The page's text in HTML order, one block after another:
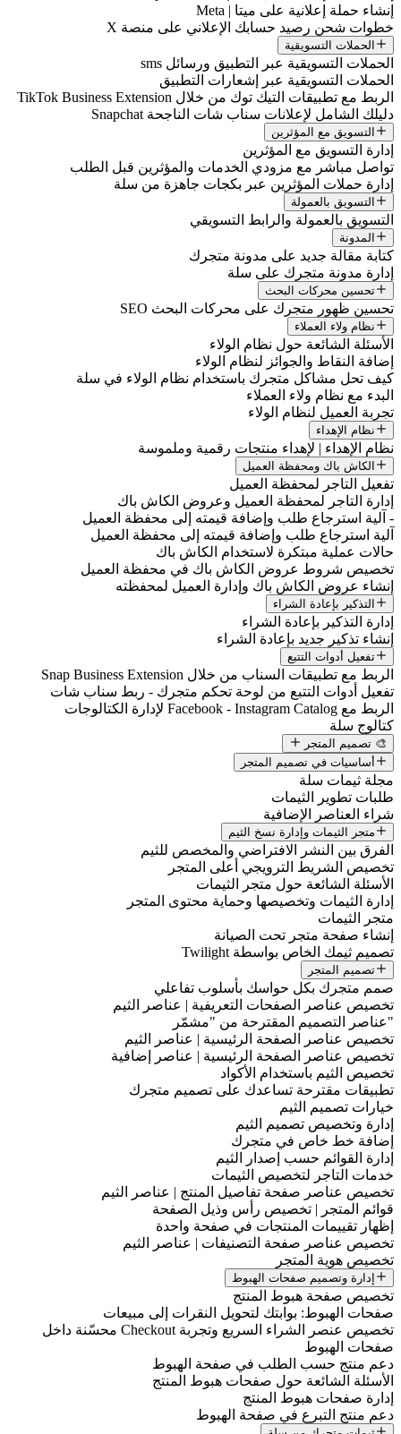
إنشاء حملة إعلانية على ميتا | Meta
خطوات شحن رصيد حسابك الإعلاني على منصة X
الحملات التسويقية
الحملات التسويقية عبر التطبيق ورسائل sms
الحملات التسويقية عبر إشعارات التطبيق
الربط مع تطبيقات التيك توك من خلال TikTok Business Extension
دليلك الشامل لإعلانات سناب شات الناجحة Snapchat
التسويق مع المؤثرين
إدارة التسويق مع المؤثرين
تواصل مباشر مع مزودي الخدمات والمؤثرين قبل الطلب
إدارة حملات المؤثرين عبر بكجات جاهزة من سلة
التسويق بالعمولة
التسويق بالعمولة والرابط التسويقي
المدونة
كتابة مقالة جديد على مدونة متجرك
إدارة مدونة متجرك على سلة
تحسين محركات البحث
تحسين ظهور متجرك على محركات البحث SEO
نظام ولاء العملاء
الأسئلة الشائعة حول نظام الولاء
إضافة النقاط والجوائز لنظام الولاء
كيف تحل مشاكل متجرك باستخدام نظام الولاء في سلة
البدء مع نظام ولاء العملاء
تجربة العميل لنظام الولاء
نظام الإهداء
نظام الإهداء | لإهداء منتجات رقمية وملموسة
الكاش باك ومحفظة العميل
تفعيل التاجر لمحفظة العميل
إدارة التاجر لمحفظة العميل وعروض الكاش باك
- آلية استرجاع طلب وإضافة قيمته إلى محفظة العميل
آلية استرجاع طلب وإضافة قيمته إلى محفظة العميل
حالات عملية مبتكرة لاستخدام الكاش باك
تخصيص شروط عروض الكاش باك في محفظة العميل
إنشاء عروض الكاش باك وإدارة العميل لمحفظته
التذكير بإعادة الشراء
إدارة التذكير بإعادة الشراء
إنشاء تذكير جديد بإعادة الشراء
تفعيل أدوات التتبع
الربط مع تطبيقات السناب من خلال Snap Business Extension
تفعيل أدوات التتبع من لوحة تحكم متجرك - ربط سناب شات
الربط مع Facebook - Instagram Catalog لإدارة الكتالوجات
كتالوج سلة
🎨 تصميم المتجر
أساسيات في تصميم المتجر
مجلة ثيمات سلة
طلبات تطوير الثيمات
شراء العناصر الإضافية
متجر الثيمات وإدارة نسخ الثيم
الفرق بين النشر الافتراضي والمخصص للثيم
تخصيص الشريط الترويجي أعلى المتجر
الأسئلة الشائعة حول متجر الثيمات
إدارة الثيمات وتخصيصها وحماية محتوى المتجر
متجر الثيمات
إنشاء صفحة متجر تحت الصيانة
تصميم ثيمك الخاص بواسطة Twilight
تصميم المتجر
صمم متجرك بكل حواسك بأسلوب تفاعلي
تخصيص عناصر الصفحات التعريفية | عناصر الثيم
"عناصر التصميم المقترحة من "مشمّر
تخصيص عناصر الصفحة الرئيسية | عناصر الثيم
تخصيص عناصر الصفحة الرئيسية | عناصر إضافية
تخصيص الثيم باستخدام الأكواد
تطبيقات مقترحة تساعدك على تصميم متجرك
خيارات تصميم الثيم
إدارة وتخصيص تصميم الثيم
إضافة خط خاص في متجرك
إدارة القوائم حسب إصدار الثيم
خدمات التاجر لتخصيص الثيمات
تخصيص عناصر صفحة تفاصيل المنتج | عناصر الثيم
قوائم المتجر | تخصيص رأس وذيل الصفحة
إظهار تقييمات المنتجات في صفحة واحدة
تخصيص عناصر صفحة التصنيفات | عناصر الثيم
تخصيص هوية المتجر
إدارة وتصميم صفحات الهبوط
تخصيص صفحة هبوط المنتج
صفحات الهبوط: بوابتك لتحويل النقرات إلى مبيعات
تخصيص عنصر الشراء السريع وتجربة Checkout محسّنة داخل
صفحات الهبوط
دعم منتج حسب الطلب في صفحة الهبوط
الأسئلة الشائعة حول صفحات هبوط المنتج
إدارة صفحات هبوط المنتج
دعم منتج التبرع في صفحة الهبوط